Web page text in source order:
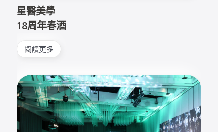
星醫美學
18周年春酒
閱讀更多